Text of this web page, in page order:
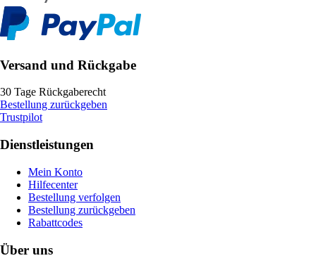
Versand und Rückgabe
30 Tage Rückgaberecht
Bestellung zurückgeben
Trustpilot
Dienstleistungen
Mein Konto
Hilfecenter
Bestellung verfolgen
Bestellung zurückgeben
Rabattcodes
Über uns